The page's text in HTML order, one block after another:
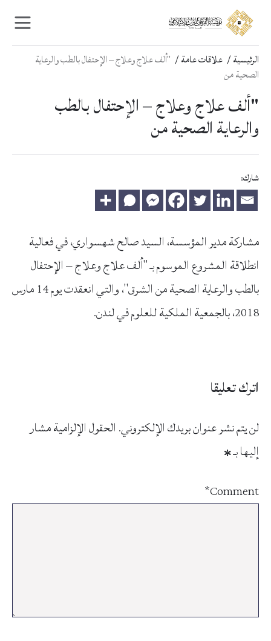
content
navigation
الرئيسية علاقات عامة
"ألف علاج وعلاج – الإحتفال بالطب والرعاية
الصحية من
"ألف علاج وعلاج – الإحتفال بالطب
والرعاية الصحية من
شارك:
مشاركة مدير المؤسسة، السيد صالح شهسواري، في فعالية
انطلاقة المشروع الموسوم بـ "ألف علاج وعلاج – الإحتفال
بالطب والرعاية الصحية من الشرق"، والتي انعقدت يوم 14 مارس
2018، بالجمعية الملكية للعلوم في لندن.
اترك تعليقا
لن يتم نشر عنوان بريدك الإلكتروني.الحقول الإلزامية مشار
إليها بـ*
Comment
*